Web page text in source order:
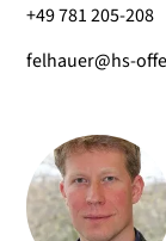
+49 781 205-208
felhauer@hs-